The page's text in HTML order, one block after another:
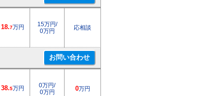
18.7万円
15万円/
0万円
応相談
38.5万円
0万円/
0万円
0万円